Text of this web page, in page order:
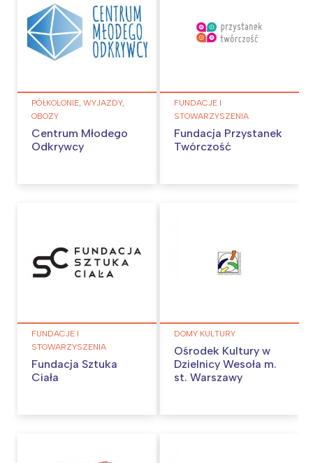
PÓŁKOLONIE, WYJAZDY,
OBOZY
Centrum Młodego
Odkrywcy
FUNDACJE I
STOWARZYSZENIA
Fundacja Przystanek
Twórczość
FUNDACJE I
STOWARZYSZENIA
Fundacja Sztuka
Ciała
DOMY KULTURY
Ośrodek Kultury w
Dzielnicy Wesoła m.
st. Warszawy